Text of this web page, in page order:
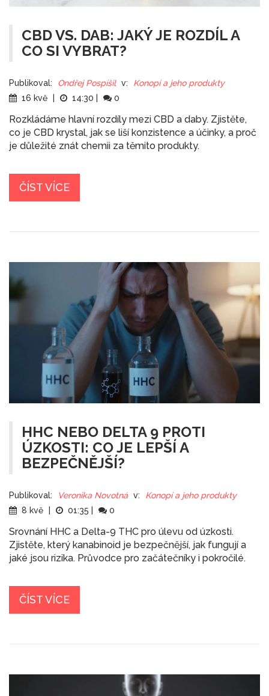
CBD VS. DAB: JAKÝ JE ROZDÍL A
CO SI VYBRAT?
Publikoval: Ondřej Pospíšil v:
Konopí a jeho produkty
16 kvě
14:30 0
Rozkládáme hlavní rozdíly mezi CBD a daby. Zjistěte,
co je CBD krystal, jak se liší konzistence a účinky, a proč
je důležité znát chemii za těmito produkty.
ČÍST VÍCE
HHC NEBO DELTA 9 PROTI
ÚZKOSTI: CO JE LEPŠÍ A
BEZPEČNĚJŠÍ?
Publikoval: Veronika Novotná v:
Konopí a jeho produkty
8 kvě
01:35 0
Srovnání HHC a Delta-9 THC pro úlevu od úzkosti.
Zjistěte, který kanabinoid je bezpečnější, jak fungují a
jaké jsou rizika. Průvodce pro začátečníky i pokročilé.
ČÍST VÍCE